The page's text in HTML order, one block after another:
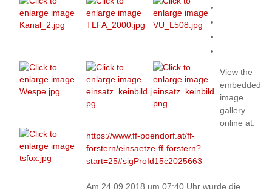
View the
embedded
image
gallery
online at:
https://www.ff-poendorf.at/ff-
forstern/einsaetze-ff-forstern?
start=25#sigProId15c2025663
Am 24.09.2018 um 07:40 Uhr wurde die